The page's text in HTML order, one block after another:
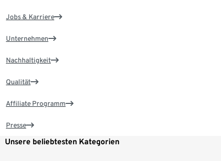
Jobs & Karriere
Unternehmen
Nachhaltigkeit
Qualität
Affiliate Programm
Presse
Unsere beliebtesten Kategorien